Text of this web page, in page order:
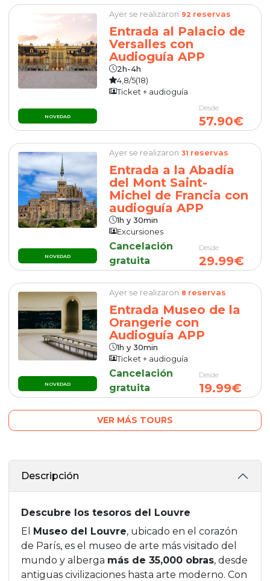
NOVEDAD
Ayer se realizaron 92 reservas
Entrada al Palacio de
Versalles con
Audioguía APP
2h-4h
4,8/5(18)
Ticket + audioguía
Desde
57.90€
NOVEDAD
Ayer se realizaron 31 reservas
Entrada a la Abadía
del Mont Saint-
Michel de Francia con
audioguía APP
1h y 30min
Excursiones
Cancelación
gratuita
Desde
29.99€
NOVEDAD
Ayer se realizaron 8 reservas
Entrada Museo de la
Orangerie con
Audioguía APP
1h y 30min
Ticket + audioguía
Cancelación
gratuita
Desde
19.99€
VER MÁS TOURS
Descripción
Descubre los tesoros del Louvre
El Museo del Louvre, ubicado en el corazón
de París, es el museo de arte más visitado del
mundo y alberga más de 35,000 obras, desde
antiguas civilizaciones hasta arte moderno. Con